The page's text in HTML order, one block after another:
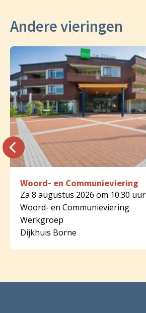
Andere vieringen
Woord- en Communieviering
Za 8 augustus 2026 om 10:30 uur
Woord- en Communieviering
Werkgroep
Dijkhuis Borne